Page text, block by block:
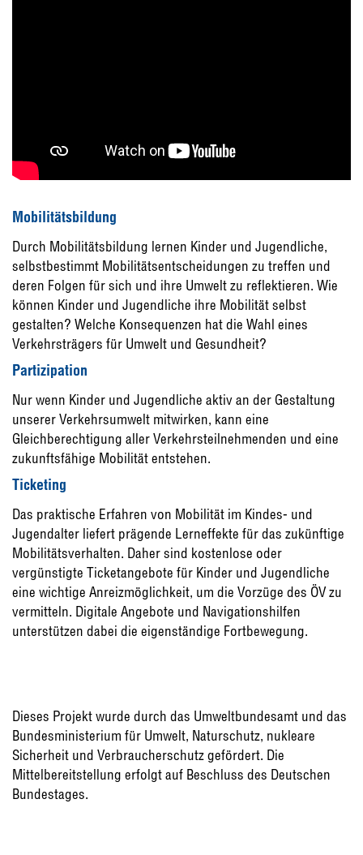
Mobilitätsbildung
Durch Mobilitätsbildung lernen Kinder und Jugendliche,
selbstbestimmt Mobilitätsentscheidungen zu treffen und
deren Folgen für sich und ihre Umwelt zu reflektieren. Wie
können Kinder und Jugendliche ihre Mobilität selbst
gestalten? Welche Konsequenzen hat die Wahl eines
Verkehrsträgers für Umwelt und Gesundheit?
Partizipation
Nur wenn Kinder und Jugendliche aktiv an der Gestaltung
unserer Verkehrsumwelt mitwirken, kann eine
Gleichberechtigung aller Verkehrsteilnehmenden und eine
zukunftsfähige Mobilität entstehen.
Ticketing
Das praktische Erfahren von Mobilität im Kindes- und
Jugendalter liefert prägende Lerneffekte für das zukünftige
Mobilitätsverhalten. Daher sind kostenlose oder
vergünstigte Ticketangebote für Kinder und Jugendliche
eine wichtige Anreizmöglichkeit, um die Vorzüge des ÖV zu
vermitteln. Digitale Angebote und Navigationshilfen
unterstützen dabei die eigenständige Fortbewegung.
Dieses Projekt wurde durch das Umweltbundesamt und das
Bundesministerium für Umwelt, Naturschutz, nukleare
Sicherheit und Verbraucherschutz gefördert. Die
Mittelbereitstellung erfolgt auf Beschluss des Deutschen
Bundestages.